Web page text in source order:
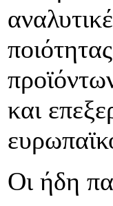
και
Οι ήδη